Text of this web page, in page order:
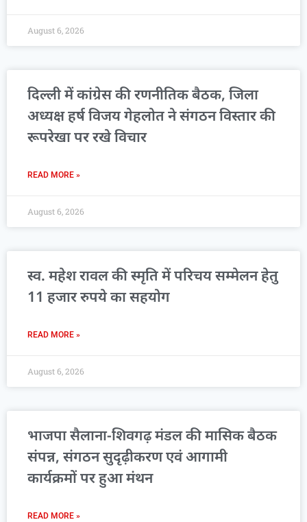
August 6, 2026
दिल्ली में कांग्रेस की रणनीतिक बैठक, जिला
अध्यक्ष हर्ष विजय गेहलोत ने संगठन विस्तार की
रूपरेखा पर रखे विचार
READ MORE »
August 6, 2026
स्व. महेश रावल की स्मृति में परिचय सम्मेलन हेतु
11 हजार रुपये का सहयोग
READ MORE »
August 6, 2026
भाजपा सैलाना-शिवगढ़ मंडल की मासिक बैठक
संपन्न, संगठन सुदृढ़ीकरण एवं आगामी
कार्यक्रमों पर हुआ मंथन
READ MORE »